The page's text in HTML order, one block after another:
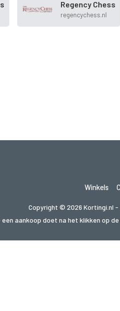
Regency Chess
regencychess.nl
Winkels
Copyright © 2026 Kortingi.nl
een aankoop doet na het klikken op